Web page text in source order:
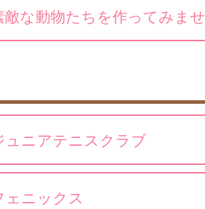
敵な動物たちを作ってみま
ュニアテニスクラブ
ェニックス